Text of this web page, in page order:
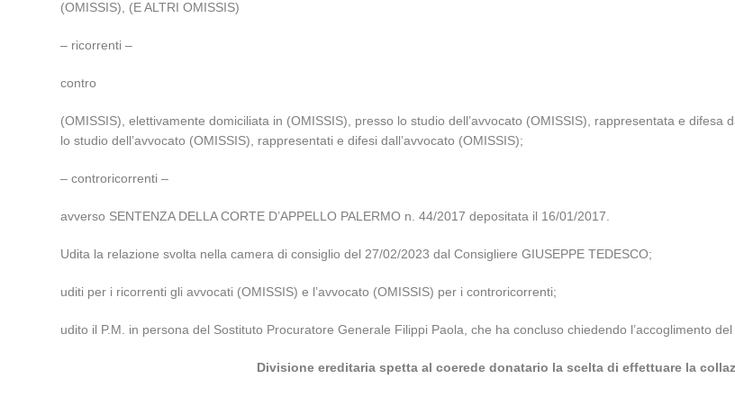
(OMISSIS), (E ALTRI OMISSIS)
– ricorrenti –
contro
(OMISSIS), elettivamente domiciliata in (OMISSIS), presso lo studio dell’avvocato (OMISSIS), rappresentata e
lo studio dell’avvocato (OMISSIS), rappresentati e difesi dall’avvocato (OMISSIS);
– controricorrenti –
avverso SENTENZA DELLA CORTE D’APPELLO PALERMO n. 44/2017 depositata il 16/01/2017.
Udita la relazione svolta nella camera di consiglio del 27/02/2023 dal Consigliere GIUSEPPE TEDESCO;
uditi per i ricorrenti gli avvocati (OMISSIS) e l’avvocato (OMISSIS) per i controricorrenti;
udito il P.M. in persona del Sostituto Procuratore Generale Filippi Paola, che ha concluso chiedendo l’accoglimento
Divisione ereditaria spetta al coerede donatario la scelta di effettuare la